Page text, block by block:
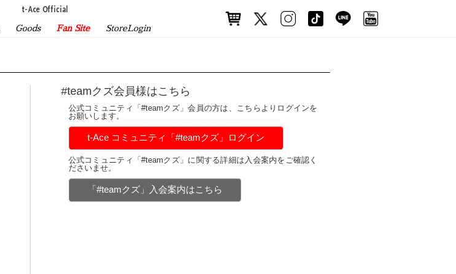
t-Ace Official
Goods Fan Site StoreLogin
#teamクズ会員様はこちら
公式コミュニティ「#teamクズ」会員の方は、こちらよりログインを
お願いします。
t-Ace コミュニティ「#teamクズ」ログイン
公式コミュニティ「#teamクズ」に関する詳細は入会案内をご確認く
ださいませ。
「#teamクズ」入会案内はこちら